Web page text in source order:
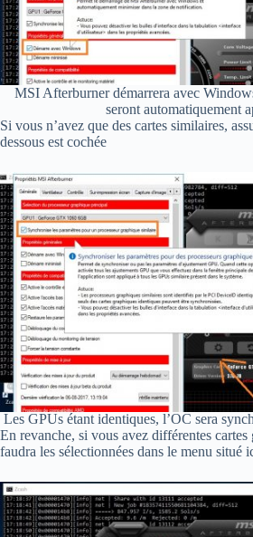
MSI Afterburner démarrera avec
seront automatiquement
Si vous n’avez que des cartes similaires,
dessous est cochée
Les GPUs étant identiques, l’OC sera
En revanche, si vous avez différentes
faudra les sélectionnées dans le menu situé